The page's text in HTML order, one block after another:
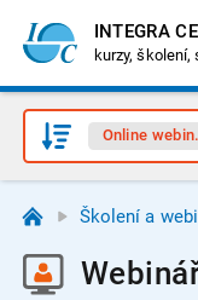
INTEGRA
kurzy, školení,
Online
Školení a